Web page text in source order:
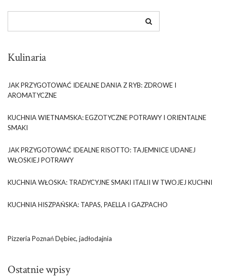
Kulinaria
JAK PRZYGOTOWAĆ IDEALNE DANIA Z RYB: ZDROWE I
AROMATYCZNE
KUCHNIA WIETNAMSKA: EGZOTYCZNE POTRAWY I ORIENTALNE
SMAKI
JAK PRZYGOTOWAĆ IDEALNE RISOTTO: TAJEMNICE UDANEJ
WŁOSKIEJ POTRAWY
KUCHNIA WŁOSKA: TRADYCYJNE SMAKI ITALII W TWOJEJ KUCHNI
KUCHNIA HISZPAŃSKA: TAPAS, PAELLA I GAZPACHO
Pizzeria Poznań Dębiec, jadłodajnia
Ostatnie wpisy